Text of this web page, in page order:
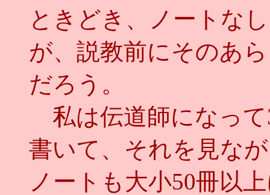
ときどき、ノートな
が、説教前にそのあ
だろう。
私は伝道師になって
書いて、それを見な
ノートも大小50冊以